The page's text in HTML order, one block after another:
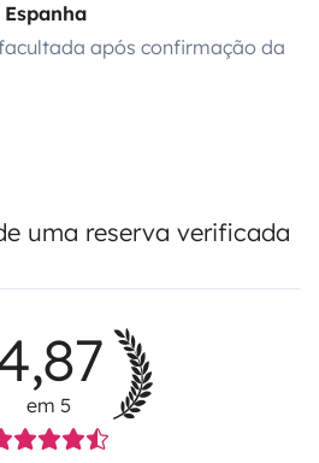
após confirmação da
uma reserva verificada
em 5